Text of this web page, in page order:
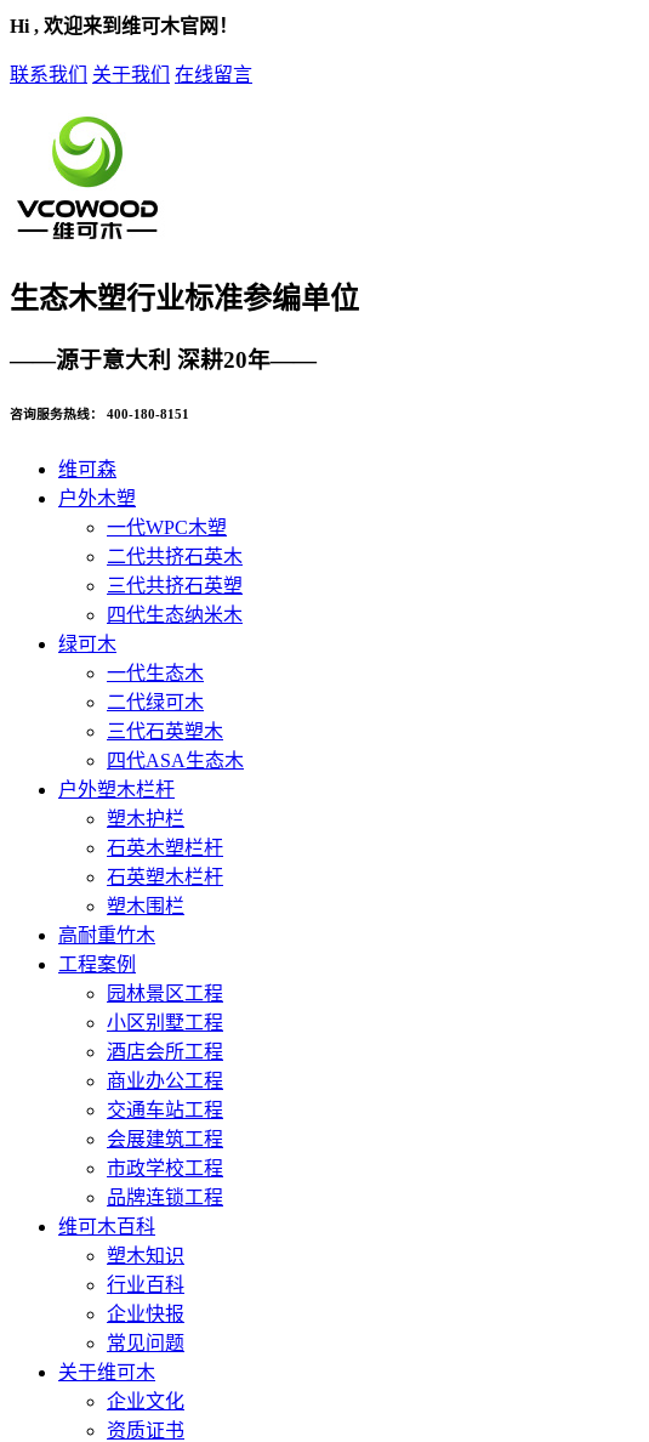
Hi , 欢迎来到维可木官网！
联系我们 关于我们 在线留言
生态木塑行业标准参编单位
——源于意大利 深耕20年——
咨询服务热线： 400-180-8151
维可森
户外木塑
一代WPC木塑
二代共挤石英木
三代共挤石英塑
四代生态纳米木
绿可木
一代生态木
二代绿可木
三代石英塑木
四代ASA生态木
户外塑木栏杆
塑木护栏
石英木塑栏杆
石英塑木栏杆
塑木围栏
高耐重竹木
工程案例
园林景区工程
小区别墅工程
酒店会所工程
商业办公工程
交通车站工程
会展建筑工程
市政学校工程
品牌连锁工程
维可木百科
塑木知识
行业百科
企业快报
常见问题
关于维可木
企业文化
资质证书